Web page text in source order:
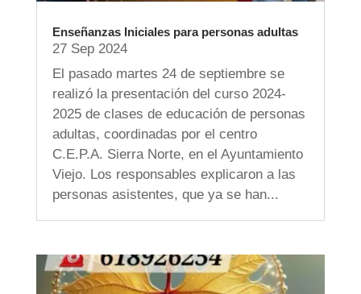
Enseñanzas Iniciales para personas adultas
27 Sep 2024
El pasado martes 24 de septiembre se
realizó la presentación del curso 2024-
2025 de clases de educación de personas
adultas, coordinadas por el centro
C.E.P.A. Sierra Norte, en el Ayuntamiento
Viejo. Los responsables explicaron a las
personas asistentes, que ya se han...